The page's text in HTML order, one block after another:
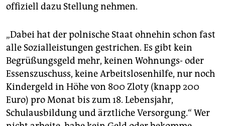
offiziell dazu Stellung nehmen.
„Dabei hat der polnische Staat ohnehin schon fast
alle Sozialleistungen gestrichen. Es gibt kein
Begrüßungsgeld mehr, keinen Wohnungs- oder
Essenszuschuss, keine Arbeitslosenhilfe, nur noch
Kindergeld in Höhe von 800 Zloty (knapp 200
Euro) pro Monat bis zum 18. Lebensjahr,
Schulausbildung und ärztliche Versorgung.“ Wer